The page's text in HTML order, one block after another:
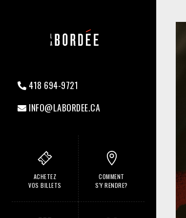
418 694-9721
INFO@LABORDEE.CA
ACHETEZ
VOS BILLETS
COMMENT
S'Y RENDRE?